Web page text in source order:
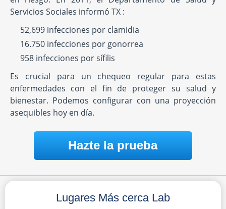
Servicios Sociales informó TX :
52,699 infecciones por clamidia
16.750 infecciones por gonorrea
958 infecciones por sífilis
Es crucial para un chequeo regular para estas
enfermedades con el fin de proteger su salud y
bienestar. Podemos configurar con una proyección
asequibles hoy en día.
Hazte la prueba
Lugares Más cerca Lab